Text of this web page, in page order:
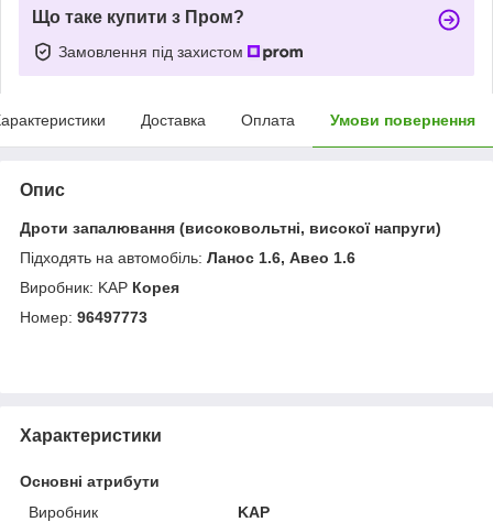
Що таке купити з Пром?
Замовлення під захистом
Доставка Оплата Умови повернення
Опис
Дроти запалювання (високовольтні, високої напруги)
Підходять на автомобіль: Ланос 1.6, Авео 1.6
Виробник: KAP Корея
Номер: 96497773
Характеристики
Основні атрибути
Виробник
KAP